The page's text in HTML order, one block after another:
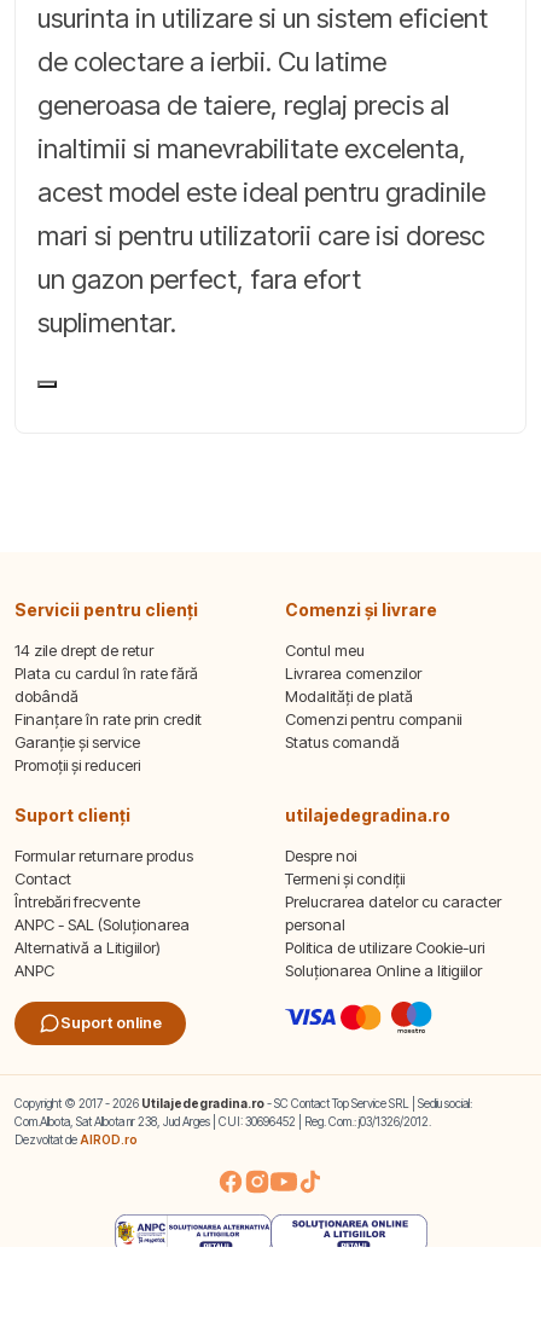
usurinta in utilizare si un sistem eficient
de colectare a ierbii. Cu latime
generoasa de taiere, reglaj precis al
inaltimii si manevrabilitate excelenta,
acest model este ideal pentru gradinile
mari si pentru utilizatorii care isi doresc
un gazon perfect, fara efort
suplimentar.
Servicii pentru clienți
14 zile drept de retur
Plata cu cardul în rate fără
dobândă
Finanțare în rate prin credit
Garanție și service
Promoții și reduceri
Comenzi și livrare
Contul meu
Livrarea comenzilor
Modalități de plată
Comenzi pentru companii
Status comandă
Suport clienți
Formular returnare produs
Contact
Întrebări frecvente
ANPC - SAL (Soluționarea
Alternativă a Litigiilor)
ANPC
Suport online
utilajedegradina.ro
Despre noi
Termeni și condiții
Prelucrarea datelor cu caracter
personal
Politica de utilizare Cookie-uri
Soluționarea Online a litigiilor
Copyright © 2017 - 2026 Utilajedegradina.ro- SC Contact Top Service SRL | Sediu social:
Com.Albota, Sat Albota nr 238, Jud Arges | CUI: 30696452 | Reg. Com.: j03/1326/2012.
Dezvoltat de AIROD.ro